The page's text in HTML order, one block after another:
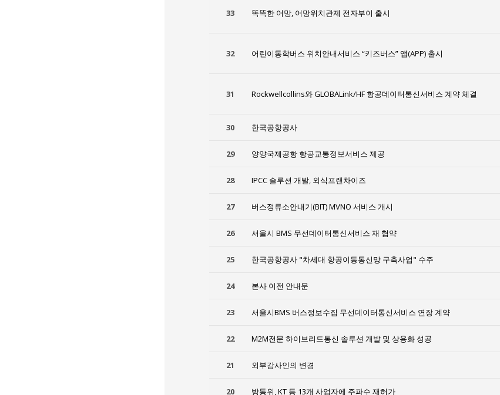
33 똑똑한 어망, 어망위치관제 전자부이 출시
32 어린이통학버스 위치안내서비스 “키즈버스” 앱(APP) 출시
31 Rockwellcollins와 GLOBALink/HF 항공데이터통신서비스 계약 체결
30 한국공항공사
29 양양국제공항 항공교통정보서비스 제공
28 IPCC 솔루션 개발, 외식프랜차이즈
27 버스정류소안내기(BIT) MVNO 서비스 개시
26 서울시 BMS 무선데이터통신서비스 재 협약
25 한국공항공사 "차세대 항공이동통신망 구축사업" 수주
24 본사 이전 안내문
23 서울시BMS 버스정보수집 무선데이터통신서비스 연장 계약
22 M2M전문 하이브리드통신 솔루션 개발 및 상용화 성공
21 외부감사인의 변경
20 방통위, KT 등 13개 사업자에 주파수 재허가